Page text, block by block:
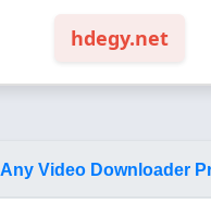
hdegy.net
Any Video Downloader